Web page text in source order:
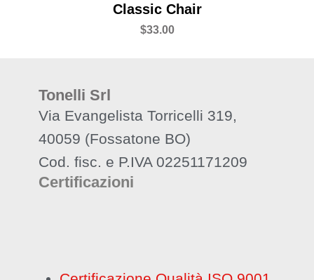
Classic Chair
$33.00
Tonelli Srl
Via Evangelista Torricelli 319,
40059 (Fossatone BO)
Cod. fisc. e P.IVA 02251171209
Certificazioni